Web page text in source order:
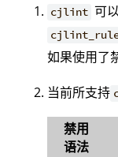
cjlint 可
如果使用了
当前所支持
禁用
语法